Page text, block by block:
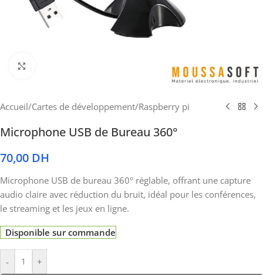
Accueil/Cartes de développement/Raspberry pi
Microphone USB de Bureau 360°
70,00 DH
Microphone USB de bureau 360° réglable, offrant une capture
audio claire avec réduction du bruit, idéal pour les conférences,
le streaming et les jeux en ligne.
Disponible sur commande
- +